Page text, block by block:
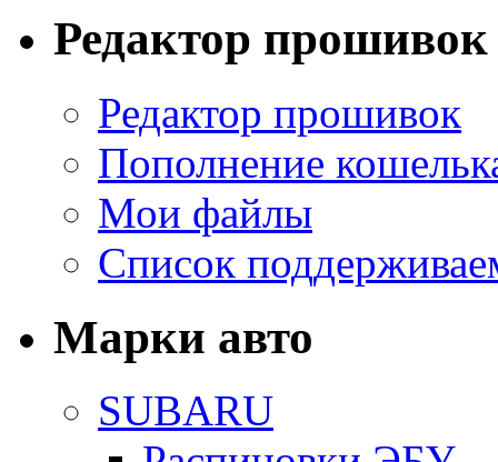
Редактор прошивок
Редактор прошивок
Пополнение
Мои файлы
Список
Марки авто
SUBARU